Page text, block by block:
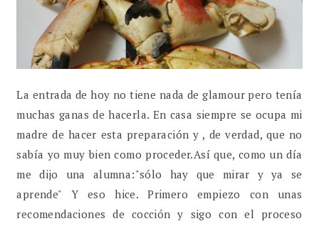
La entrada de hoy no tiene nada de glamour pero tenía
muchas ganas de hacerla. En casa siempre se ocupa mi
madre de hacer esta preparación y , de verdad, que no
sabía yo muy bien como proceder.Así que, como un día
me dijo una alumna:"sólo hay que mirar y ya se
aprende" Y eso hice. Primero empiezo con unas
recomendaciones de cocción y sigo con el proceso